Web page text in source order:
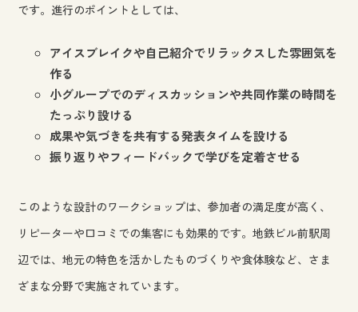
です。進行のポイントとしては、
アイスブレイクや自己紹介でリラックスした雰囲気を
作る
小グループでのディスカッションや共同作業の時間を
たっぷり設ける
成果や気づきを共有する発表タイムを設ける
振り返りやフィードバックで学びを定着させる
このような設計のワークショップは、参加者の満足度が高く、
リピーターや口コミでの集客にも効果的です。地鉄ビル前駅周
辺では、地元の特色を活かしたものづくりや食体験など、さま
ざまな分野で実施されています。